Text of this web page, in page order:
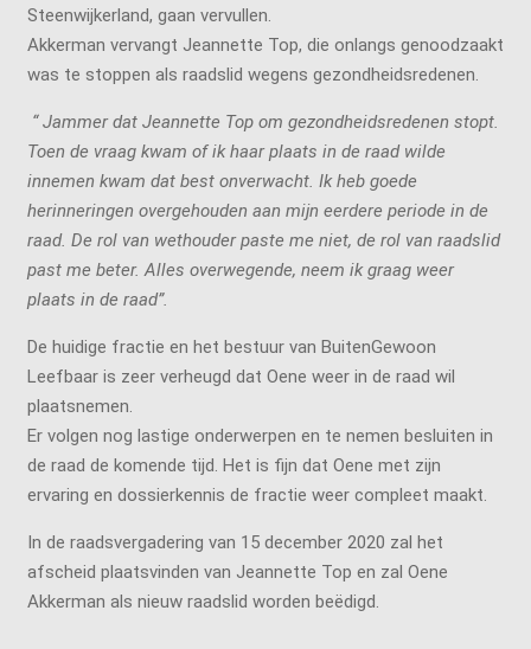
Steenwijkerland, gaan vervullen.
Akkerman vervangt Jeannette Top, die onlangs genoodzaakt
was te stoppen als raadslid wegens gezondheidsredenen.
“ Jammer dat Jeannette Top om gezondheidsredenen stopt.
Toen de vraag kwam of ik haar plaats in de raad wilde
innemen kwam dat best onverwacht. Ik heb goede
herinneringen overgehouden aan mijn eerdere periode in de
raad. De rol van wethouder paste me niet, de rol van raadslid
past me beter. Alles overwegende, neem ik graag weer
plaats in de raad”.
De huidige fractie en het bestuur van BuitenGewoon
Leefbaar is zeer verheugd dat Oene weer in de raad wil
plaatsnemen.
Er volgen nog lastige onderwerpen en te nemen besluiten in
de raad de komende tijd. Het is fijn dat Oene met zijn
ervaring en dossierkennis de fractie weer compleet maakt.
In de raadsvergadering van 15 december 2020 zal het
afscheid plaatsvinden van Jeannette Top en zal Oene
Akkerman als nieuw raadslid worden beëdigd.